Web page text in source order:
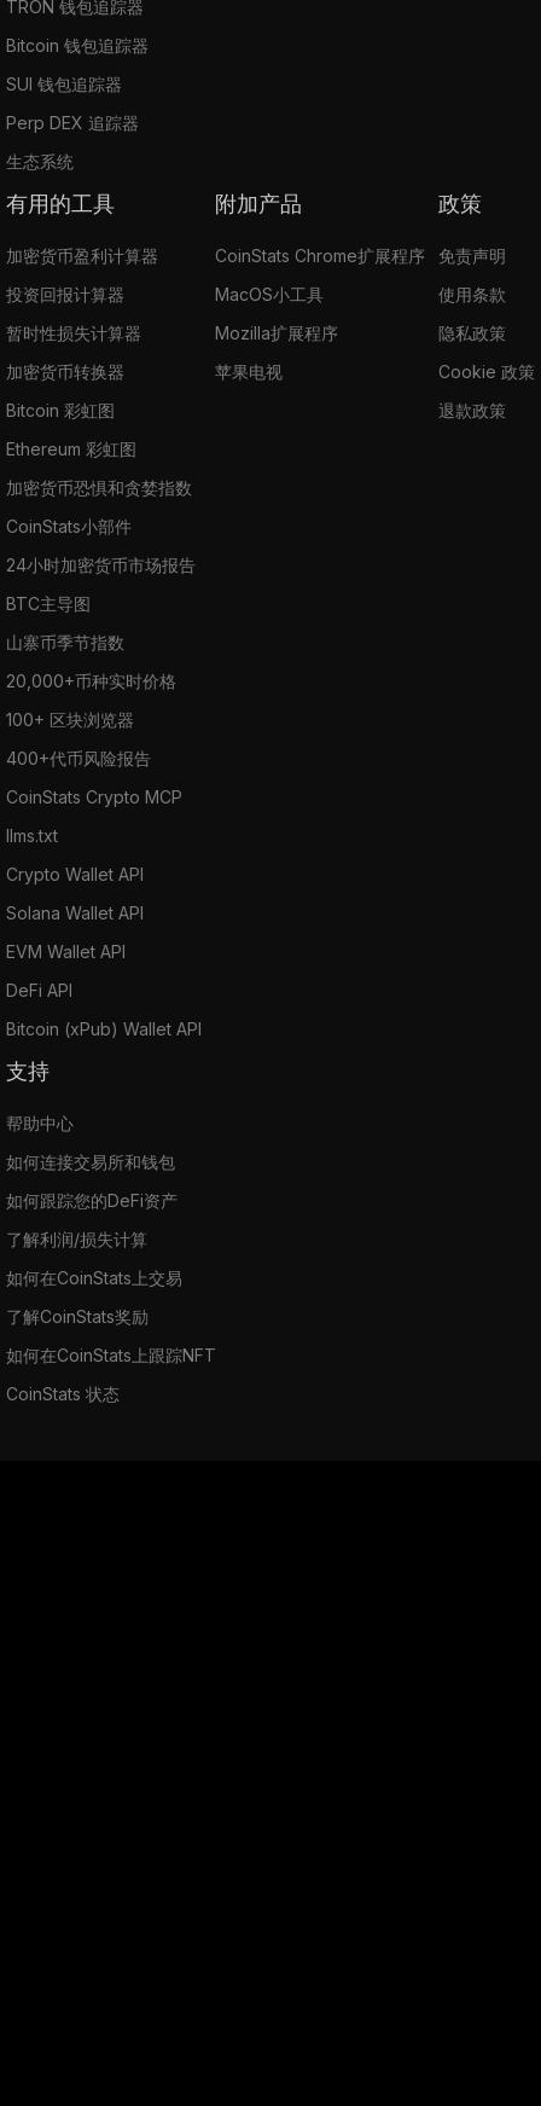
TRON 钱包追踪器
Bitcoin 钱包追踪器
SUI 钱包追踪器
Perp DEX 追踪器
生态系统
有用的工具
加密货币盈利计算器
投资回报计算器
暂时性损失计算器
加密货币转换器
Bitcoin 彩虹图
Ethereum 彩虹图
加密货币恐惧和贪婪指数
CoinStats小部件
24小时加密货币市场报告
BTC主导图
山寨币季节指数
20,000+币种实时价格
100+ 区块浏览器
400+代币风险报告
CoinStats Crypto MCP
llms.txt
Crypto Wallet API
Solana Wallet API
EVM Wallet API
DeFi API
Bitcoin (xPub) Wallet API
附加产品
CoinStats Chrome扩展程序
MacOS小工具
Mozilla扩展程序
苹果电视
政策
免责声明
使用条款
隐私政策
Cookie 政策
退款政策
支持
帮助中心
如何连接交易所和钱包
如何跟踪您的DeFi资产
了解利润/损失计算
如何在CoinStats上交易
了解CoinStats奖励
如何在CoinStats上跟踪NFT
CoinStats 状态